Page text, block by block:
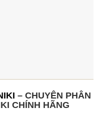
– CHUYÊN PHÂN
CHÍNH HÃNG